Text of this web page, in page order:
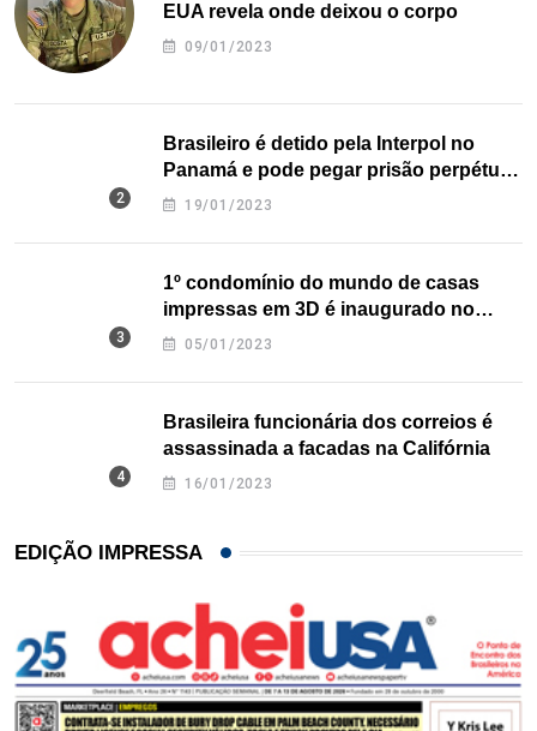
EUA revela onde deixou o corpo
09/01/2023
Brasileiro é detido pela Interpol no
Panamá e pode pegar prisão perpétua
nos EUA
19/01/2023
1º condomínio do mundo de casas
impressas em 3D é inaugurado no
Texas
05/01/2023
Brasileira funcionária dos correios é
assassinada a facadas na Califórnia
16/01/2023
EDIÇÃO IMPRESSA